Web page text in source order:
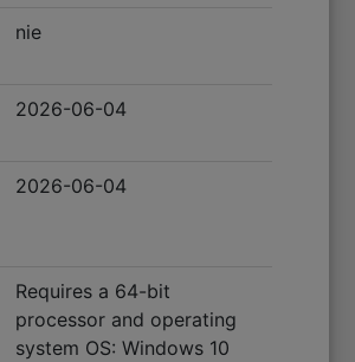
nie
2026-06-04
2026-06-04
Requires a 64-bit
processor and operating
system OS: Windows 10